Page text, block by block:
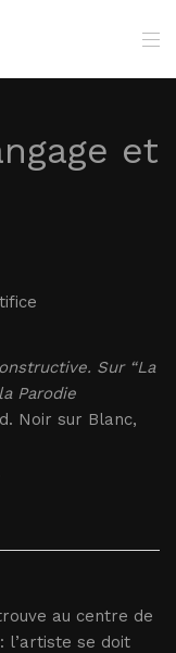
et
Sur “La
Parodie
Noir sur Blanc,
au centre de
l’artiste se doit